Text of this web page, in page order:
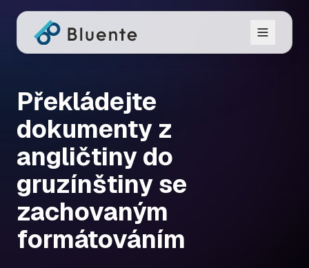
Překládejte
dokumenty z
angličtiny do
gruzínštiny se
zachovaným
formátováním